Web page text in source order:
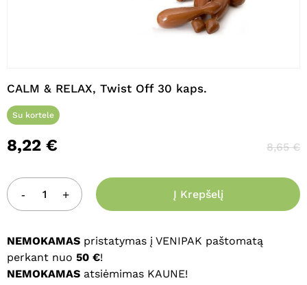
CALM & RELAX, Twist Off 30 kaps.
Su kortele
8,22 € 8,65€
Į Krepšelį
NEMOKAMAS pristatymas į VENIPAK paštomatą
perkant nuo 50 €!
NEMOKAMAS atsiėmimas KAUNE!
El. paštas*
interneto puslapį, kad jų nebereiktų
įvesti iš naujo, kai kitą kartą vėl norėsiu
parašyti komentarą.